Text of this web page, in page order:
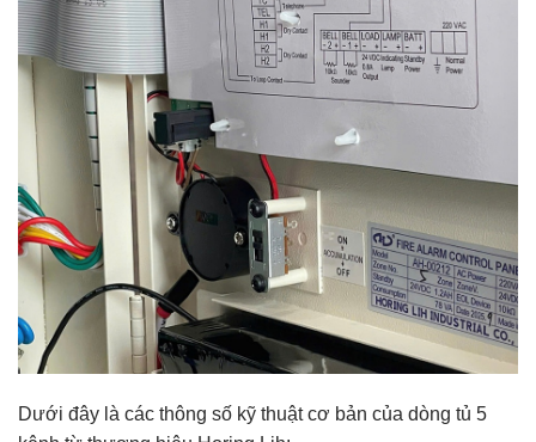
Dưới đây là các thông số kỹ thuật cơ bản của dòng tủ 5